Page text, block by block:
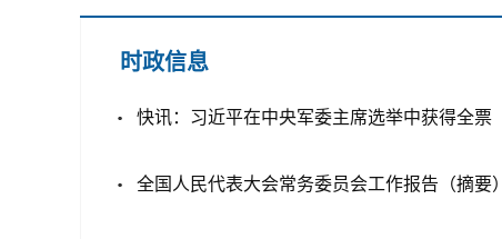
时政信息
快讯：习近平在中央军委主席选举中获得全票
全国人民代表大会常务委员会工作报告（摘要）